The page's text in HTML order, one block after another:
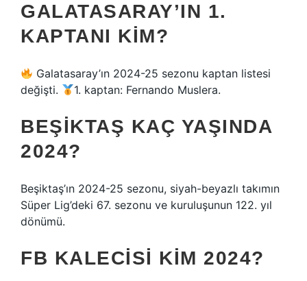
GALATASARAY’IN 1.
KAPTANI KIM?
Galatasaray’ın 2024-25 sezonu kaptan listesi
değişti.
1. kaptan: Fernando Muslera.
BEŞIKTAŞ KAÇ YAŞINDA
2024?
Beşiktaş’ın 2024-25 sezonu, siyah-beyazlı takımın
Süper Lig’deki 67. sezonu ve kuruluşunun 122. yıl
dönümü.
FB KALECISI KIM 2024?